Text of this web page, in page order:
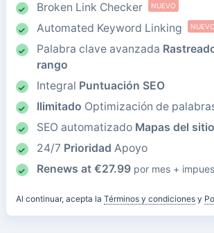
Broken Link Checker NUEVO
Automated Keyword Linking NUEVO
Palabra clave avanzada
rango
Integral Puntuación SEO
Ilimitado Optimización de
SEO automatizado Mapas del sitio
24/7 Prioridad Apoyo
Renews at €27.99 por mes +
Al continuar, acepta la Términos y condicionesy